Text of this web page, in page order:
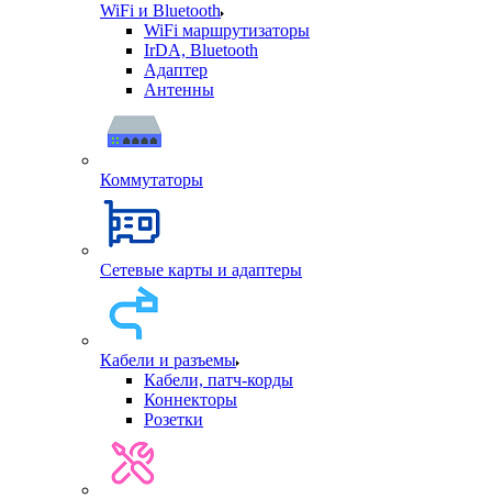
WiFi и Bluetooth
WiFi маршрутизаторы
IrDA, Bluetooth
Адаптер
Антенны
Коммутаторы
Сетевые карты и адаптеры
Кабели и разъемы
Кабели, патч-корды
Коннекторы
Розетки